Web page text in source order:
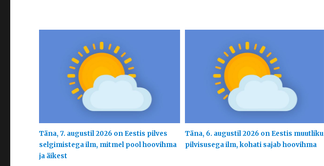
Täna, 7. augustil 2026 on Eestis pilves
selgimistega ilm, mitmel pool hoovihma
ja äikest
Täna, 6. augustil 2026 on Eestis muutliku
pilvisusega ilm, kohati sajab hoovihma